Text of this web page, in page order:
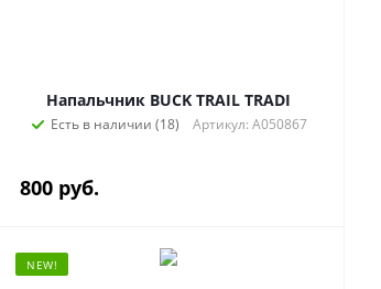
Напальчник BUCK TRAIL TRADI
Есть в наличии (18) Артикул: A050867
800 руб.
NEW!